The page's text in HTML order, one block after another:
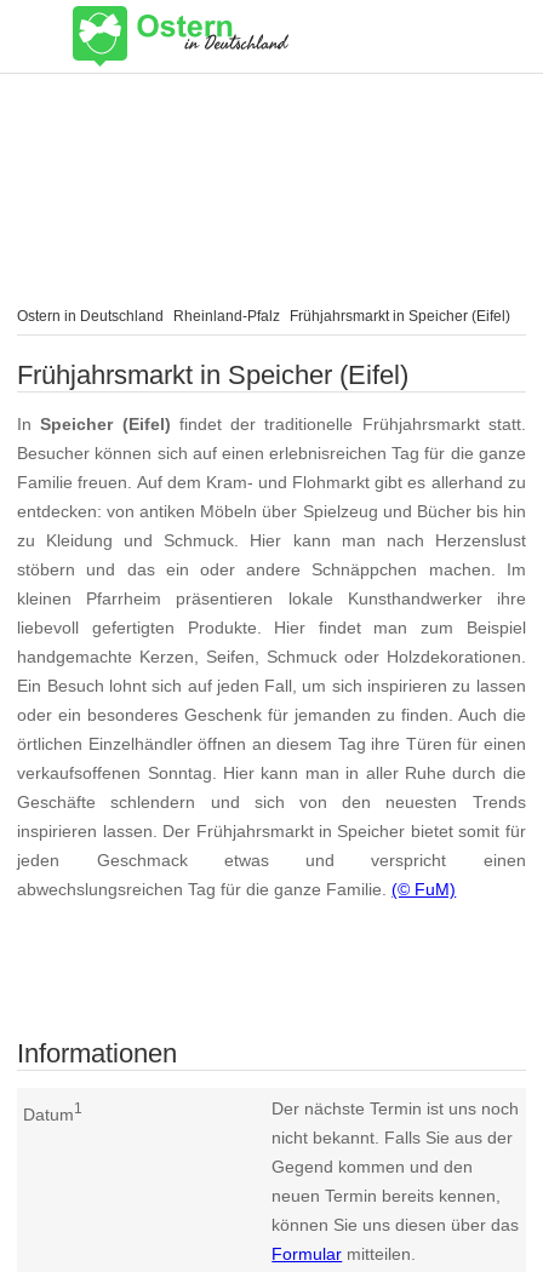
Ostern in Deutschland Rheinland-Pfalz Frühjahrsmarkt in Speicher (Eifel)
Frühjahrsmarkt in Speicher (Eifel)
InSpeicher (Eifel) findet der traditionelle Frühjahrsmarkt statt.
Besucher können sich auf einen erlebnisreichen Tag für die ganze
Familie freuen. Auf dem Kram- und Flohmarkt gibt es allerhand zu
entdecken: von antiken Möbeln über Spielzeug und Bücher bis hin
zu Kleidung und Schmuck. Hier kann man nach Herzenslust
stöbern und das ein oder andere Schnäppchen machen. Im
kleinen Pfarrheim präsentieren lokale Kunsthandwerker ihre
liebevoll gefertigten Produkte. Hier findet man zum Beispiel
handgemachte Kerzen, Seifen, Schmuck oder Holzdekorationen.
Ein Besuch lohnt sich auf jeden Fall, um sich inspirieren zu lassen
oder ein besonderes Geschenk für jemanden zu finden. Auch die
örtlichen Einzelhändler öffnen an diesem Tag ihre Türen für einen
verkaufsoffenen Sonntag. Hier kann man in aller Ruhe durch die
Geschäfte schlendern und sich von den neuesten Trends
inspirieren lassen. Der Frühjahrsmarkt in Speicher bietet somit für
jeden Geschmack etwas und verspricht einen
abwechslungsreichen Tag für die ganze Familie.(© FuM)
Informationen
Datum1
Der nächste Termin ist uns noch
nicht bekannt. Falls Sie aus der
Gegend kommen und den
neuen Termin bereits kennen,
können Sie uns diesen über das
Formular mitteilen.